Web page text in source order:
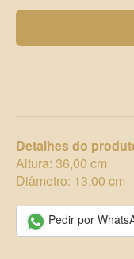
Detalhes do
Altura: 36,00 cm
Diâmetro: 13,00 cm
Pedir por